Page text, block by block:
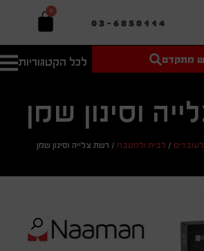
03-6850114
0
לכל הקטגוריות מחיר מיני'
חיפוש
מתקדם
וסינון שמן
/ לבית ולמטבח/ רשת צלייה וסינון שמן